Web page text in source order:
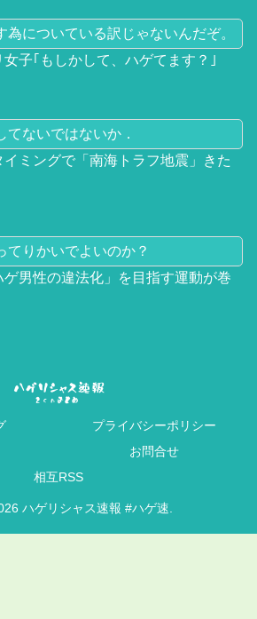
為についている訳じゃないんだぞ。
子｢もしかして、ハゲてます？｣
ないではないか．
ミングで「南海トラフ地震」きた
てりかいでよいのか？
ゲ男性の違法化」を目指す運動が巻
プライバシーポリシー
お問合せ
相互RSS
ハゲリシャス速報 #ハゲ速.